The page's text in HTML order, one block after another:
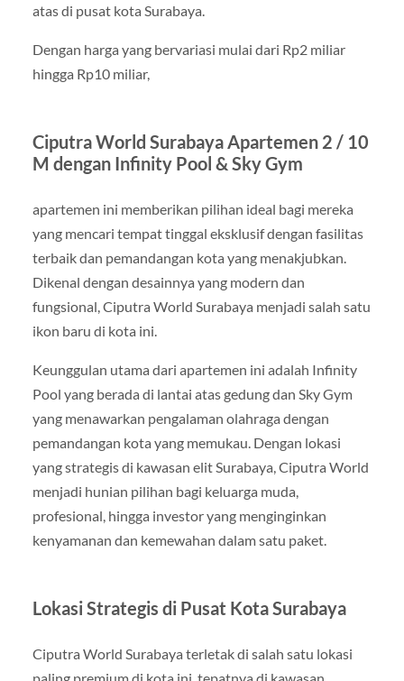
atas di pusat kota Surabaya.
Dengan harga yang bervariasi mulai dari Rp2 miliar
hingga Rp10 miliar,
Ciputra World Surabaya Apartemen 2 / 10
M dengan Infinity Pool & Sky Gym
apartemen ini memberikan pilihan ideal bagi mereka
yang mencari tempat tinggal eksklusif dengan fasilitas
terbaik dan pemandangan kota yang menakjubkan.
Dikenal dengan desainnya yang modern dan
fungsional, Ciputra World Surabaya menjadi salah satu
ikon baru di kota ini.
Keunggulan utama dari apartemen ini adalah Infinity
Pool yang berada di lantai atas gedung dan Sky Gym
yang menawarkan pengalaman olahraga dengan
pemandangan kota yang memukau. Dengan lokasi
yang strategis di kawasan elit Surabaya, Ciputra World
menjadi hunian pilihan bagi keluarga muda,
profesional, hingga investor yang menginginkan
kenyamanan dan kemewahan dalam satu paket.
Lokasi Strategis di Pusat Kota Surabaya
Ciputra World Surabaya terletak di salah satu lokasi